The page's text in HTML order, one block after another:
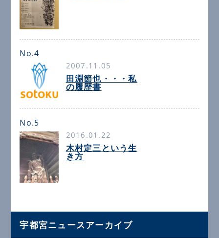
No.4
2007.11.05
田淵節也・・・私
の履歴書
No.5
2016.01.22
木村定三という生
き方
宇都宮ニュースアーカイブ